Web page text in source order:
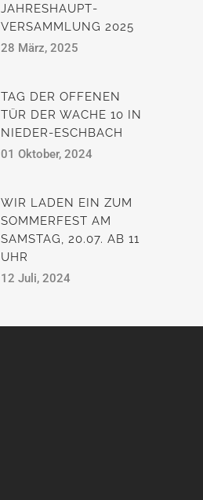
JAHRESHAUPT­
VERSAMMLUNG 2025
28 März, 2025
TAG DER OFFENEN
TÜR DER WACHE 10 IN
NIEDER-ESCHBACH
01 Oktober, 2024
WIR LADEN EIN ZUM
SOMMERFEST AM
SAMSTAG, 20.07. AB 11
UHR
12 Juli, 2024